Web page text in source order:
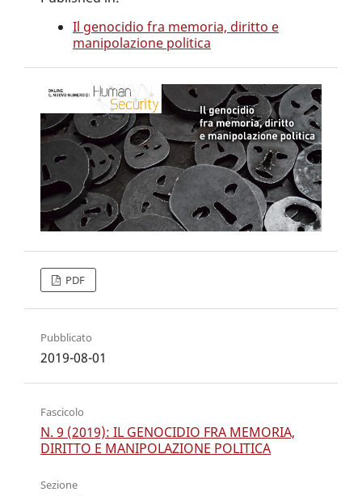
Il genocidio fra memoria, diritto e
manipolazione politica
PDF
Pubblicato
2019-08-01
Fascicolo
N. 9 (2019): IL GENOCIDIO FRA MEMORIA,
DIRITTO E MANIPOLAZIONE POLITICA
Sezione